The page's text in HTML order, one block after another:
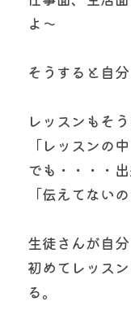
よ〜
そうすると自
レッスンもそ
「レッスンの
でも・・・・
「伝えてない
生徒さんが自
初めてレッス
る。